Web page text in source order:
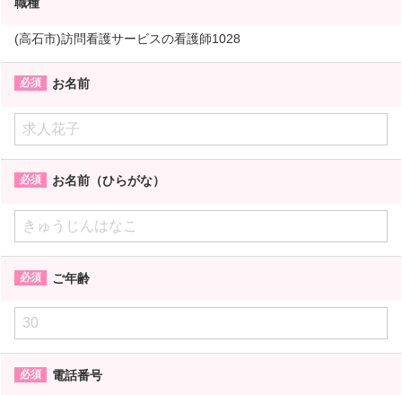
(高石市)訪問看護サービスの看護師1028
お名前
お名前（ひらがな）
ご年齢
電話番号